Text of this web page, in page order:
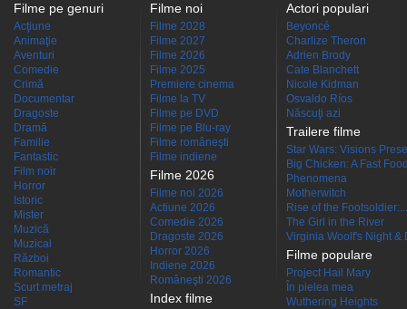
Filme pe genuri
Acţiune
Animaţie
Aventuri
Comedie
Crimă
Documentar
Dragoste
Dramă
Familie
Fantastic
Film noir
Horror
Istoric
Mister
Muzică
Muzical
Război
Romantic
Scurt metraj
SF
Filme noi
Filme 2028
Filme 2027
Filme 2026
Filme 2025
Premiere cinema
Filme la TV
Filme pe DVD
Filme pe Blu-ray
Filme româneşti
Filme indiene
Filme 2026
Filme noi 2026
Actiune 2026
Comedie 2026
Dragoste 2026
Horror 2026
Indiene 2026
Româneşti 2026
Index filme
Actori populari
Beyoncé
Charlize Theron
Adrien Brody
Cate Blanchett
Nicole Kidman
Osvaldo Ríos
Născuţi azi
Trailere filme
Star Wars: Visions
Big Chicken: A Fast
Phenomena
Motherwitch
Rise of the Footsoldier:...
The Girl in the River
Virginia Woolf's Night &
Filme populare
Project Hail Mary
În pielea mea
Wuthering Heights